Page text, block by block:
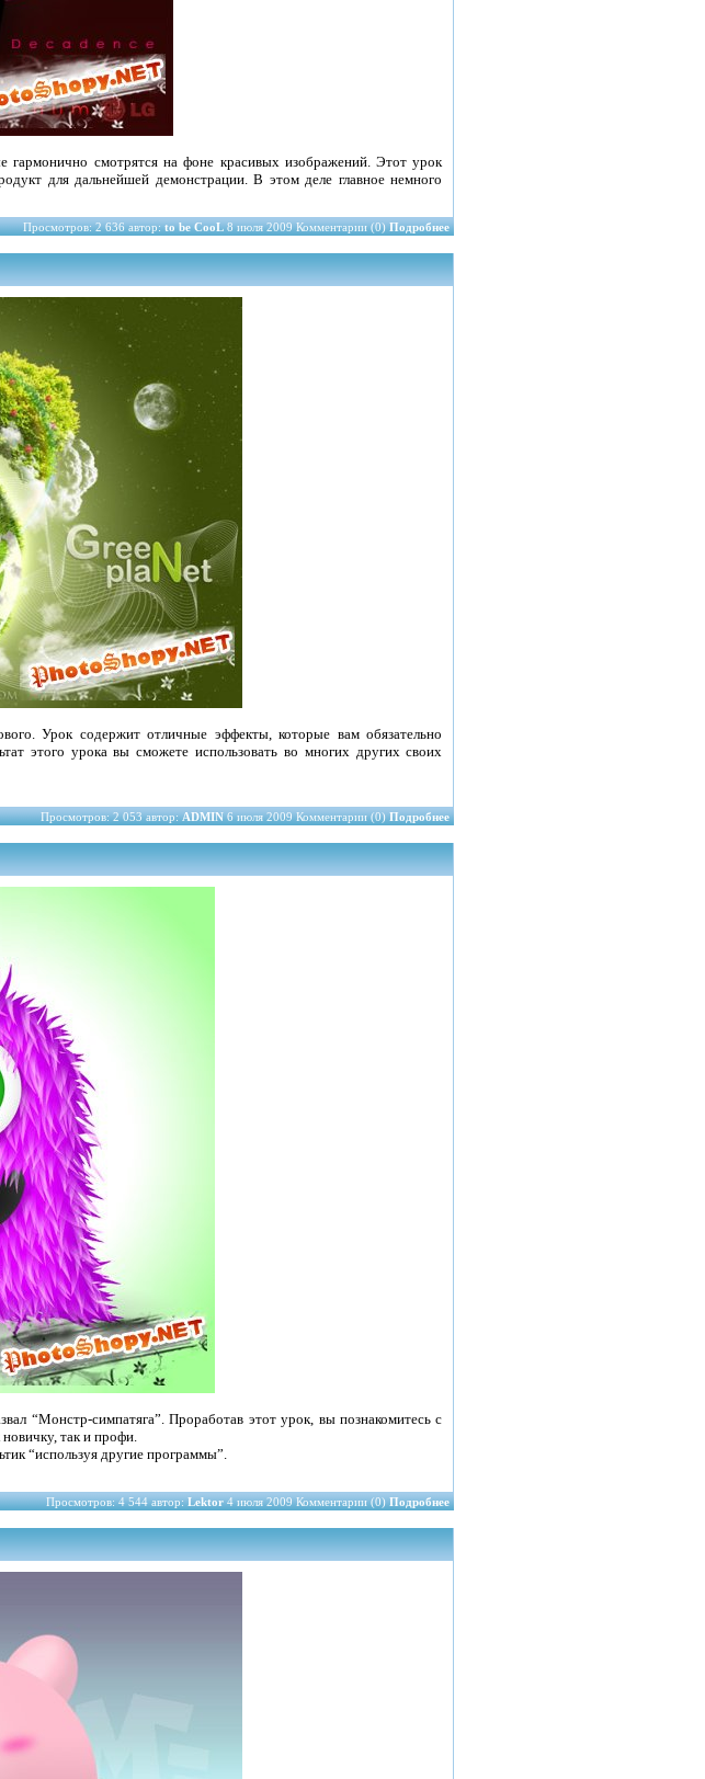
смотрятся на фоне красивых изображений. Этот урок
для дальнейшей демонстрации. В этом деле главное немного
Просмотров: 2 636 автор:to be CooL8 июля 2009 Комментарии (0)Подробнее
Урок содержит отличные эффекты, которые вам обязательно
этого урока вы сможете использовать во многих других своих
Просмотров: 2 053 автор:ADMIN6 июля 2009 Комментарии (0)Подробнее
“Монстр-симпатяга”. Проработав этот урок, вы познакомитесь с
так и профи.
“используя другие программы”.
Просмотров: 4 544 автор:Lektor4 июля 2009 Комментарии (0)Подробнее